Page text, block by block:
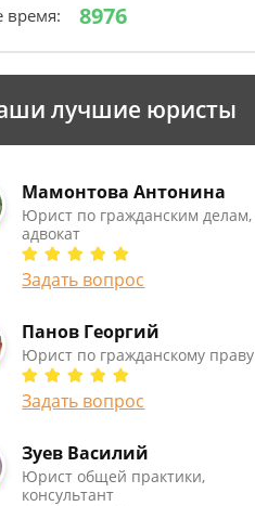
время: 8976
лучшие юристы
Мамонтова Антонина
Юрист по гражданским делам,
адвокат
Задать вопрос
Панов Георгий
Юрист по гражданскому праву
Задать вопрос
Зуев Василий
Юрист общей практики,
консультант